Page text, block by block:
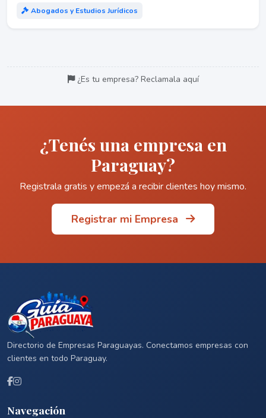
Abogados y Estudios Jurídicos
¿Es tu empresa? Reclamala aquí
¿Tenés una empresa en
Paraguay?
Registrala gratis y empezá a recibir clientes hoy mismo.
Registrar mi Empresa
Directorio de Empresas Paraguayas. Conectamos empresas con
clientes en todo Paraguay.
Navegación